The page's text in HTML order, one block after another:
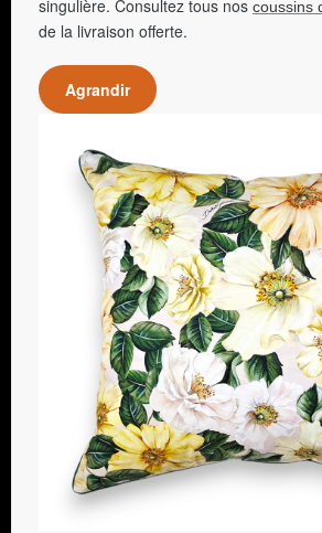
singulière. Consultez tous nos coussins
de la livraison offerte.
Agrandir